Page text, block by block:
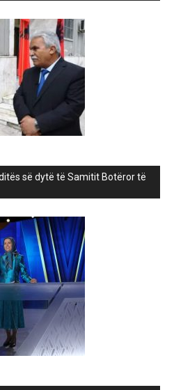
së dytë të Samitit Botëror të